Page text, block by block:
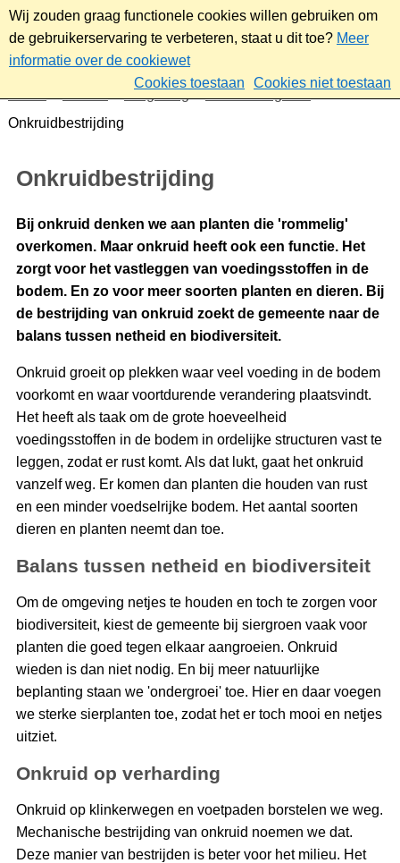
Wij zouden graag functionele cookies willen gebruiken om
de gebruikerservaring te verbeteren, staat u dit toe? Meer
informatie over de cookiewet
Cookies toestaan
Cookies niet toestaan
Omgeving
Parken en groen
Onkruidbestrijding
Onkruidbestrijding
Bij onkruid denken we aan planten die 'rommelig'
overkomen. Maar onkruid heeft ook een functie. Het
zorgt voor het vastleggen van voedingsstoffen in de
bodem. En zo voor meer soorten planten en dieren. Bij
de bestrijding van onkruid zoekt de gemeente naar de
balans tussen netheid en biodiversiteit.
Onkruid groeit op plekken waar veel voeding in de bodem
voorkomt en waar voortdurende verandering plaatsvindt.
Het heeft als taak om de grote hoeveelheid
voedingsstoffen in de bodem in ordelijke structuren vast te
leggen, zodat er rust komt. Als dat lukt, gaat het onkruid
vanzelf weg. Er komen dan planten die houden van rust
en een minder voedselrijke bodem. Het aantal soorten
dieren en planten neemt dan toe.
Balans tussen netheid en biodiversiteit
Om de omgeving netjes te houden en toch te zorgen voor
biodiversiteit, kiest de gemeente bij siergroen vaak voor
planten die goed tegen elkaar aangroeien. Onkruid
wieden is dan niet nodig. En bij meer natuurlijke
beplanting staan we 'ondergroei' toe. Hier en daar voegen
we sterke sierplanten toe, zodat het er toch mooi en netjes
uitziet.
Onkruid op verharding
Onkruid op klinkerwegen en voetpaden borstelen we weg.
Mechanische bestrijding van onkruid noemen we dat.
Deze manier van bestrijden is beter voor het milieu. Het